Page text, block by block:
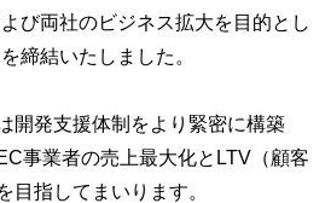
び両社のビジネス拡大を目的とし
締結いたしました。
開発支援体制をより緊密に構築
事業者の売上最大化とLTV（顧客
目指してまいります。